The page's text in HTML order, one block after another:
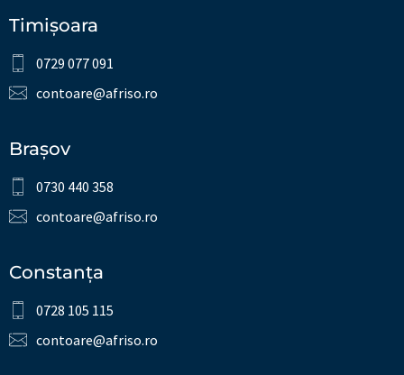
Timișoara
0729 077 091
contoare@afriso.ro
Brașov
0730 440 358
contoare@afriso.ro
Constanța
0728 105 115
contoare@afriso.ro